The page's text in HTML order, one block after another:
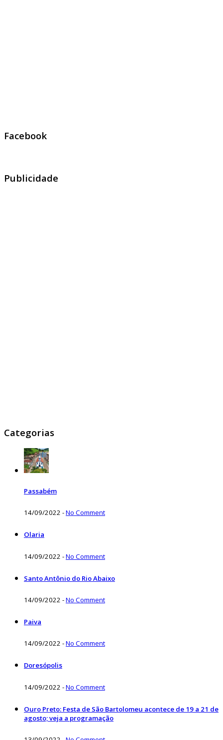
Facebook
Publicidade
Categorias
Passabém
14/09/2022 -No Comment
Olaria
14/09/2022 -No Comment
Santo Antônio do Rio Abaixo
14/09/2022 -No Comment
Paiva
14/09/2022 -No Comment
Doresópolis
14/09/2022 -No Comment
Ouro Preto: Festa de São Bartolomeu acontece de 19 a 21 de
agosto; veja a programação